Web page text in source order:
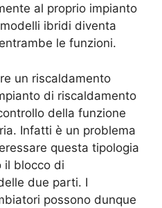
al proprio impianto
ibridi diventa
le funzioni.
un riscaldamento
di riscaldamento
della funzione
Infatti è un problema
questa tipologia
il blocco di
due parti. I
possono dunque